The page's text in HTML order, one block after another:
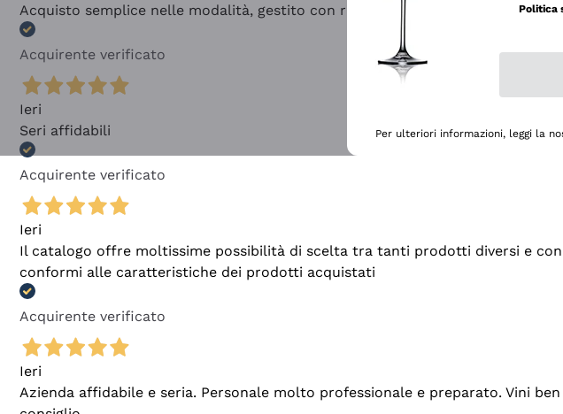
Acquisto semplice nelle modalità, gestito con rapidità e professionalità
Acquirente verificato
Ieri
Seri affidabili
Acquirente verificato
Ieri
Il catalogo offre moltissime possibilità di scelta tra tanti prodotti diversi e
conformi alle caratteristiche dei prodotti acquistati
Acquirente verificato
Ieri
Azienda affidabile e seria. Personale molto professionale e preparato. Vini
Politica
Per ulteriori informazioni, leggi la